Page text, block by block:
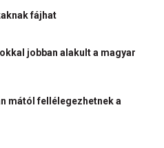
fájhat
jobban alakult a magyar
mától fellélegezhetnek a